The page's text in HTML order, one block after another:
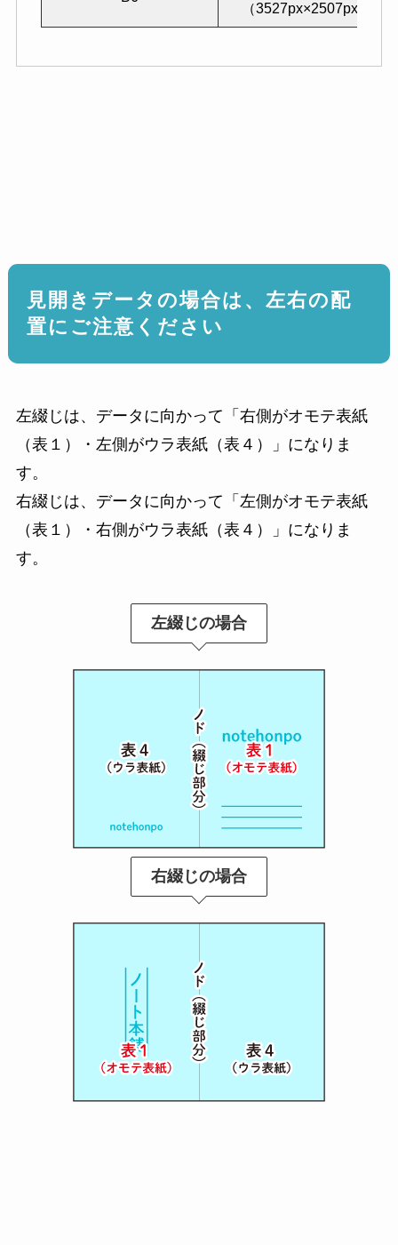
（3527px×2507px）
見開きデータの場合は、左右の配
置にご注意ください
左綴じは、データに向かって「右側がオモテ表紙
（表１）・左側がウラ表紙（表４）」になりま
す。
右綴じは、データに向かって「左側がオモテ表紙
（表１）・右側がウラ表紙（表４）」になりま
す。
左綴じの場合
右綴じの場合